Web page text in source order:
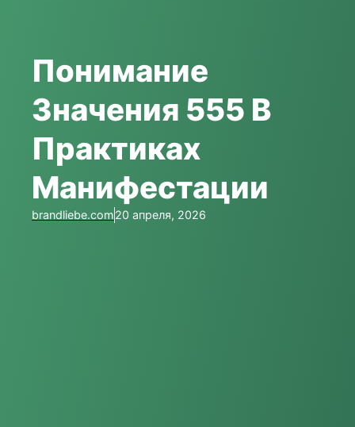
Понимание
Значения 555 В
Практиках
Манифестации
brandliebe.com20 апреля, 2026